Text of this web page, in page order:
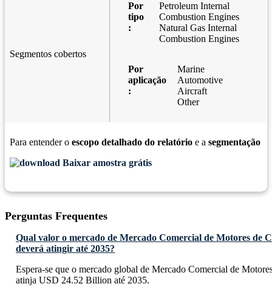
Segmentos cobertos
Por
tipo
:
Petroleum Internal
Combustion Engines
Natural Gas Internal
Combustion Engines
Por
aplicação
:
Marine
Automotive
Aircraft
Other
Para entender o escopo detalhado do relatório e a segmentação
Baixar amostra grátis
Perguntas Frequentes
Qual valor o mercado de Mercado Comercial de Motores de
deverá atingir até 2035?
Espera-se que o mercado global de Mercado Comercial de
atinja USD 24.52 Billion até 2035.